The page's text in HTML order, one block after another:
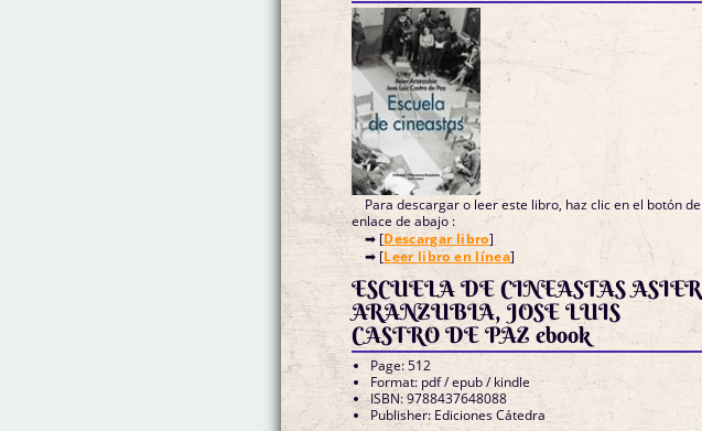
Para descargar o leer este libro, haz clic en el botón de
enlace de abajo :
➡ [Descargar libro]
➡ [Leer libro en línea]
ESCUELA DE CINEASTAS ASIER
ARANZUBIA, JOSE LUIS
CASTRO DE PAZ ebook
Page: 512
Format: pdf / epub / kindle
ISBN: 9788437648088
Publisher: Ediciones Cátedra